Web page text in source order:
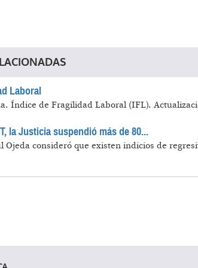
Laboral
Índice de Fragilidad Laboral (IFL).
la Justicia suspendió más de 80...
Ojeda consideró que existen indicios de